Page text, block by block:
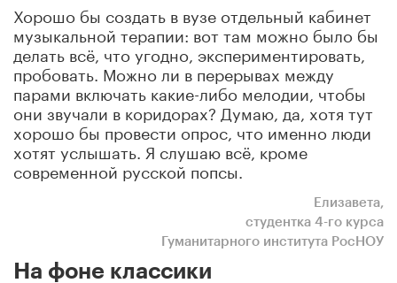
Хорошо бы создать в вузе отдельный кабинет
музыкальной терапии: вот там можно было бы
делать всё, что угодно, экспериментировать,
пробовать. Можно ли в перерывах между
парами включать какие-либо мелодии, чтобы
они звучали в коридорах? Думаю, да, хотя тут
хорошо бы провести опрос, что именно люди
хотят услышать. Я слушаю всё, кроме
современной русской попсы.
Елизавета,
студентка 4-го курса
Гуманитарного института РосНОУ
На фоне классики